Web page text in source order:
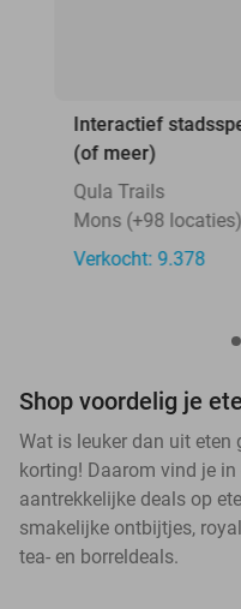
Interactief
(of meer)
Qula Trails
Mons (+98 locaties)
Verkocht: 9.378
Shop voordelig je
Wat is leuker dan uit eten
korting! Daarom vind je
aantrekkelijke deals op
smakelijke ontbijtjes,
tea- en borreldeals.